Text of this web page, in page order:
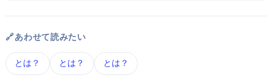
🔗 あわせて読みたい
npm とは？ Svelte とは？ Vue とは？